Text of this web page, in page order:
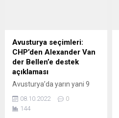
askeri altyapının
vurulduğunu açıklarken, Kiev
limandaki sivil tesislerin
hedef alındığını söyledi.
Yorumcular endişeli....
Avusturya seçimleri:
CHP’den Alexander Van
der Bellen’e destek
açıklaması
Avusturya’da yarın yani 9
Avusturya’da 2022
cumhurbaşkanlığı seçimi
08.10.2022
0
144